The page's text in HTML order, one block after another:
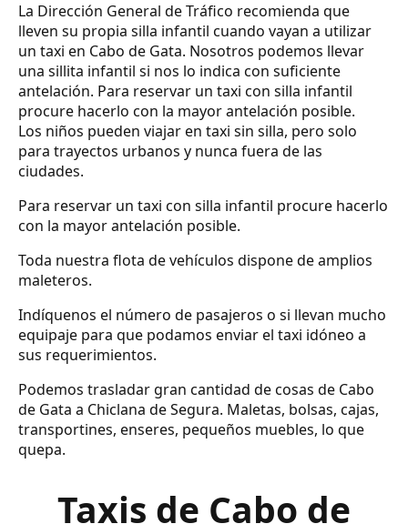
La Dirección General de Tráfico recomienda que
lleven su propia silla infantil cuando vayan a utilizar
un taxi en Cabo de Gata. Nosotros podemos llevar
una sillita infantil si nos lo indica con suficiente
antelación. Para reservar un taxi con silla infantil
procure hacerlo con la mayor antelación posible.
Los niños pueden viajar en taxi sin silla, pero solo
para trayectos urbanos y nunca fuera de las
ciudades.
Para reservar un taxi con silla infantil procure hacerlo
con la mayor antelación posible.
Toda nuestra flota de vehículos dispone de amplios
maleteros.
Indíquenos el número de pasajeros o si llevan mucho
equipaje para que podamos enviar el taxi idóneo a
sus requerimientos.
Podemos trasladar gran cantidad de cosas de Cabo
de Gata a Chiclana de Segura. Maletas, bolsas, cajas,
transportines, enseres, pequeños muebles, lo que
quepa.
Taxis de Cabo de